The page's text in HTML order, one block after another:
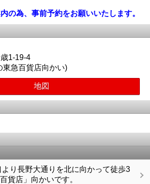
の為、事前予約をお願いいたします。
1-19-4
東急百貨店向かい)
地図
り長野大通りを北に向かって徒歩3
貨店」向かいです。